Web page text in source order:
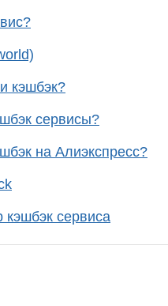
кэшбэк?
сервисы?
на Алиэкспресс?
кэшбэк сервиса